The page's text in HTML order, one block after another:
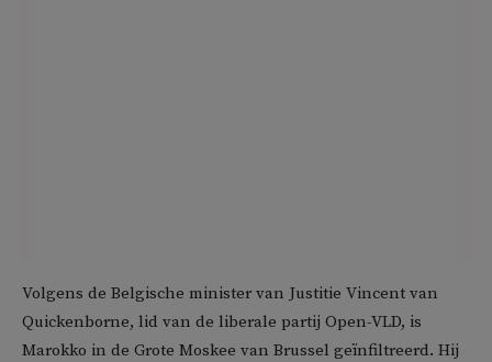
Volgens de Belgische minister van Justitie Vincent van
Quickenborne, lid van de liberale partij Open-VLD, is
Marokko in de Grote Moskee van Brussel geïnfiltreerd. Hij